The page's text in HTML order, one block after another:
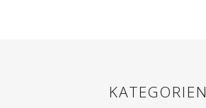
KATEGORIEN